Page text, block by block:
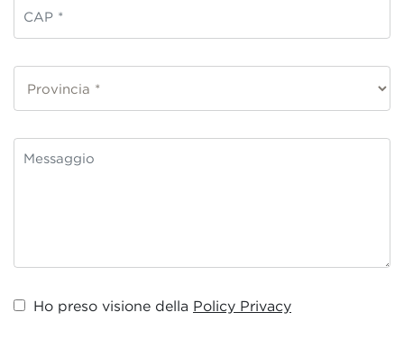
Ho preso visione della Policy Privacy